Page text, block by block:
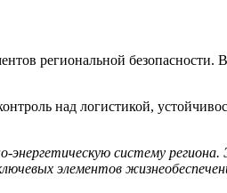
региональной безопасности.
над логистикой,
энергетическую систему
элементов